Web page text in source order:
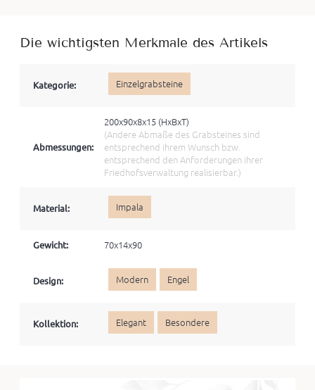
Die wichtigsten Merkmale des Artikels
Kategorie: Einzelgrabsteine
Abmessungen:
200x90x8x15 (HxBхT)
(Andere Abmaße des Grabsteines sind
entsprechend ihrem Wunsch bzw.
entsprechend den Anforderungen ihrer
Friedhofsverwaltung realisierbar.)
Material: Impala
Gewicht: 70x14x90
Design: Modern Engel
Kollektion: Elegant Besondere